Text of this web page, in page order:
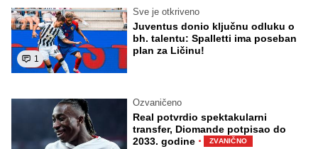
1
Sve je otkriveno
Juventus donio ključnu odluku o
bh. talentu: Spalletti ima poseban
plan za Ličinu!
Ozvaničeno
Real potvrdio spektakularni
transfer, Diomande potpisao do
2033. godine · ZVANIČNO